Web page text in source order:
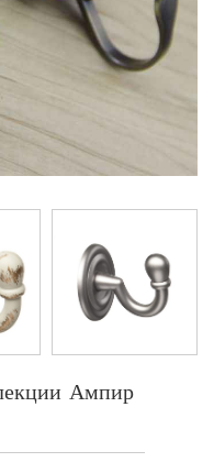
Ампир